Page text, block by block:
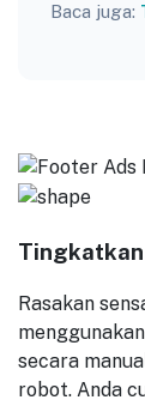
Baca juga:
Rasakan
secara
robot. Anda